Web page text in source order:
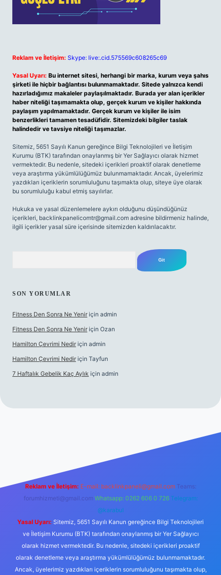
Reklam ve İletişim: Skype: live:.cid.575569c608265c69
Yasal Uyarı: Bu internet sitesi, herhangi bir marka, kurum veya şahıs
şirketi ile hiçbir bağlantısı bulunmamaktadır. Sitede yalnızca kendi
hazırladığımız makaleler paylaşılmaktadır. Burada yer alan içerikler
haber niteliği taşımamakta olup, gerçek kurum ve kişiler hakkında
paylaşım yapılmamaktadır. Gerçek kurum ve kişiler ile isim
benzerlikleri tamamen tesadüfidir. Sitemizdeki bilgiler taslak
halindedir ve tavsiye niteliği taşımazlar.
Sitemiz, 5651 Sayılı Kanun gereğince Bilgi Teknolojileri ve İletişim
Kurumu (BTK) tarafından onaylanmış bir Yer Sağlayıcı olarak hizmet
vermektedir. Bu nedenle, sitedeki içerikleri proaktif olarak denetleme
veya araştırma yükümlülüğümüz bulunmamaktadır. Ancak, üyelerimiz
yazdıkları içeriklerin sorumluluğunu taşımakta olup, siteye üye olarak
bu sorumluluğu kabul etmiş sayılırlar.
Hukuka ve yasal düzenlemelere aykırı olduğunu düşündüğünüz
içerikleri, backlinkpanelicomtr@gmail.com adresine bildirmeniz halinde,
ilgili içerikler yasal süre içerisinde sitemizden kaldırılacaktır.
SON YORUMLAR
Fitness Den Sonra Ne Yenir için admin
Fitness Den Sonra Ne Yenir için Ozan
Hamilton Çevrimi Nedir için admin
Hamilton Çevrimi Nedir için Tayfun
7 Haftalık Gebelik Kaç Aylık için admin
Reklam ve İletişim: E-mail: backlinkpaneli@gmail.com Teams:
forumhizmeti@gmail.com Whatsapp: 0262 606 0 726 Telegram:
@karabul
Yasal Uyarı: Sitemiz, 5651 Sayılı Kanun gereğince Bilgi Teknolojileri
ve İletişim Kurumu (BTK) tarafından onaylanmış bir Yer Sağlayıcı
olarak hizmet vermektedir. Bu nedenle, sitedeki içerikleri proaktif
olarak denetleme veya araştırma yükümlülüğümüz bulunmamaktadır.
Ancak, üyelerimiz yazdıkları içeriklerin sorumluluğunu taşımakta olup,